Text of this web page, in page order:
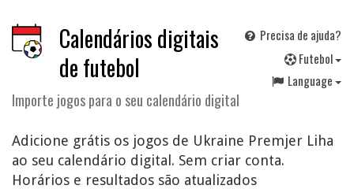
Calendários digitais
de futebol
Importe jogos para o seu calendário digital
Precisa de ajuda?
Futebol
Language
Adicione grátis os jogos de Ukraine Premjer Liha
ao seu calendário digital. Sem criar conta.
Horários e resultados são atualizados